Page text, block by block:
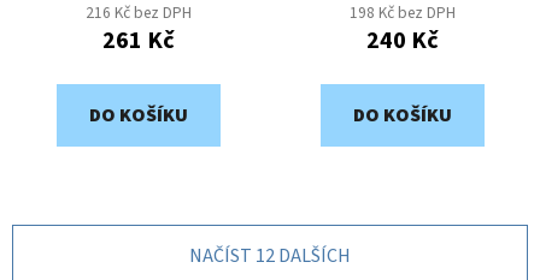
216 Kč bez DPH
261 Kč
DO KOŠÍKU
198 Kč bez DPH
240 Kč
DO KOŠÍKU
NAČÍST 12 DALŠÍCH